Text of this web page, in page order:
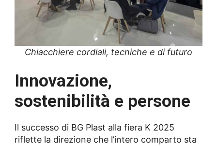
Chiacchiere cordiali, tecniche e di futuro
Innovazione,
sostenibilità e persone
Il successo di BG Plast alla fiera K 2025
riflette la direzione che l’intero comparto sta